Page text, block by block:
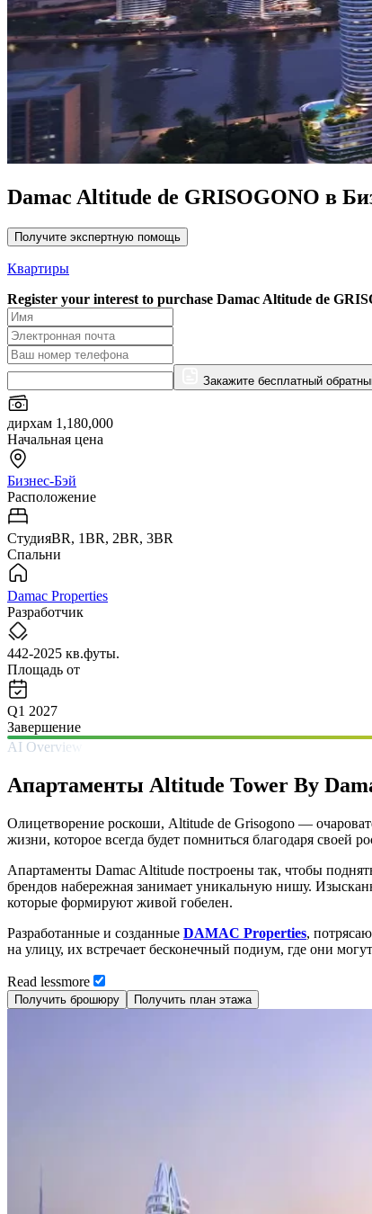
Damac Altitude de GRISOGONO в
Получите экспертную помощь
Квартиры
Register your interest to purchase Damac Altitude de
Закажите бесплатный
дирхам 1,180,000
Начальная цена
Бизнес-Бэй
Расположение
СтудияBR, 1BR, 2BR, 3BR
Спальни
Damac Properties
Разработчик
442-2025 кв.футы.
Площадь от
Q1 2027
Завершение
AI Overview
Апартаменты Altitude Tower By
Олицетворение роскоши, Altitude de Grisogono —
жизни, которое всегда будет помниться благодаря
Апартаменты Damac Altitude построены так, чтобы
брендов набережная занимает уникальную нишу.
которые формируют живой гобелен.
Разработанные и созданные DAMAC Properties,
на улицу, их встречает бесконечный подиум, где они
Read lessmore
Получить брошюру Получить план этажа